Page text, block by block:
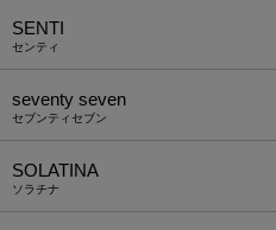
SENTI
センティ
seventy seven
セブンティセブン
SOLATINA
ソラチナ